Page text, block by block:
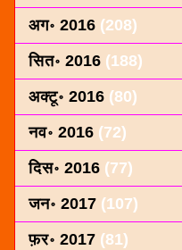
अग॰ 2016 (208)
सित॰ 2016 (188)
अक्टू॰ 2016 (80)
नव॰ 2016 (72)
दिस॰ 2016 (77)
जन॰ 2017 (107)
फ़र॰ 2017 (81)